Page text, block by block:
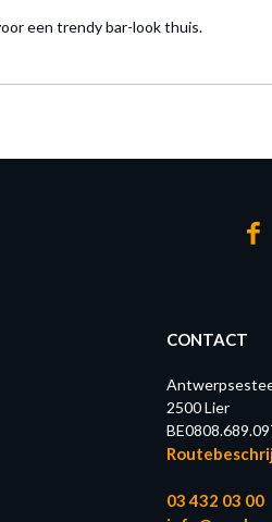
een trendy bar-look thuis.
CONTACT
2500 Lier
03 432 03 00